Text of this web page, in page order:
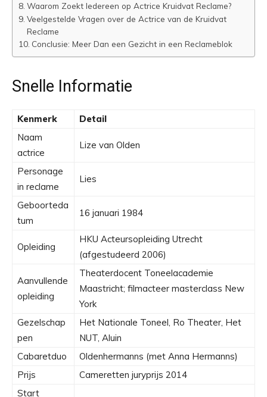
Waarom Zoekt Iedereen op Actrice Kruidvat Reclame?
Veelgestelde Vragen over de Actrice van de Kruidvat
Reclame
Conclusie: Meer Dan een Gezicht in een Reclameblok
Snelle Informatie
Kenmerk
Detail
Naam
actrice
Lize van Olden
Personage
in reclame
Lies
Geboorteda
tum
16 januari 1984
Opleiding
HKU Acteursopleiding Utrecht
(afgestudeerd 2006)
Aanvullende
opleiding
Theaterdocent Toneelacademie
Maastricht; filmacteer masterclass New
York
Gezelschap
pen
Het Nationale Toneel, Ro Theater, Het
NUT, Aluin
Cabaretduo
Oldenhermanns (met Anna Hermanns)
Prijs
Cameretten juryprijs 2014
Start